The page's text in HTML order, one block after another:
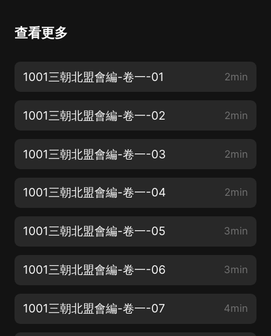
查看更多
1001三朝北盟會編-卷一-01 2min
1001三朝北盟會編-卷一-02 2min
1001三朝北盟會編-卷一-03 2min
1001三朝北盟會編-卷一-04 2min
1001三朝北盟會編-卷一-05 3min
1001三朝北盟會編-卷一-06 3min
1001三朝北盟會編-卷一-07 4min